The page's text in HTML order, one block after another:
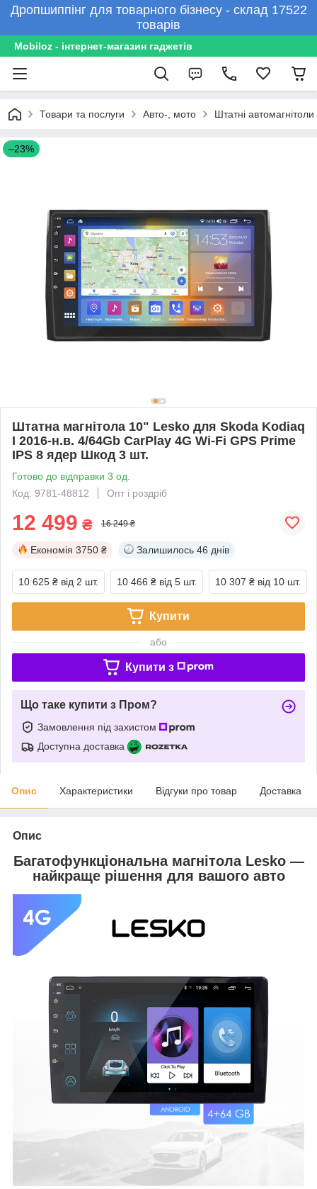
Дропшиппінг для товарного бізнесу - склад 17522
товарів
Mobiloz - інтернет-магазин гаджетів
Товари та послуги Авто-, мото Штатні автомагнітоли
–23%
Штатна магнітола 10" Lesko для Skoda Kodiaq
I 2016-н.в. 4/64Gb CarPlay 4G Wi-Fi GPS Prime
IPS 8 ядер Шкод 3 шт.
Готово до відправки 3 од.
Код: 9781-48812
Опт і роздріб
12 499 ₴ 16 249 ₴
Економія 3750 ₴ Залишилось 46 днів
10 625 ₴ від 2 шт. 10 466 ₴ від 5 шт. 10 307 ₴ від 10 шт.
Купити
або
Купити з
Що таке купити з Пром?
Замовлення під захистом
Доступна доставка
Опис Характеристики Відгуки про товар Доставка
Опис
Багатофункціональна магнітола Lesko —
найкраще рішення для вашого авто